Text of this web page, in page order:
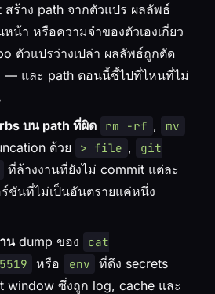
สร้าง path จากตัวแปร ผลลัพธ์
น้า หรือความจำของตัวเองเกี่ยว
ตัวแปรว่างเปล่า ผลลัพธ์ถูกตัด
— และ path ตอนนี้ชี้ไปที่ไหนที่ไม่
บน path ที่ผิด
rm -rf , mv
ด้วย > file ,
git
ที่ล้างงานที่ยังไม่ commit แต่ละ
ร์ชันที่ไม่เป็นอันตรายแค่หนึ่ง
นdump ของ
cat
หรือ env
ที่ดึง secrets
window ซึ่งถูก log, cache และ